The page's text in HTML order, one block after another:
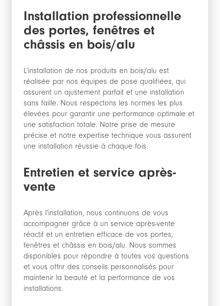
Installation professionnelle
des portes, fenêtres et
châssis en bois/alu
L’installation de nos produits en bois/alu est
réalisée par nos équipes de pose qualifiées, qui
assurent un ajustement parfait et une installation
sans faille. Nous respectons les normes les plus
élevées pour garantir une performance optimale et
une satisfaction totale. Notre prise de mesure
précise et notre expertise technique vous assurent
une installation réussie à chaque fois.
Entretien et service après-
vente
Après l’installation, nous continuons de vous
accompagner grâce à un service après-vente
réactif et un entretien efficace de vos portes,
fenêtres et châssis en bois/alu. Nous sommes
disponibles pour répondre à toutes vos questions
et vous offrir des conseils personnalisés pour
maintenir la beauté et la performance de vos
installations.